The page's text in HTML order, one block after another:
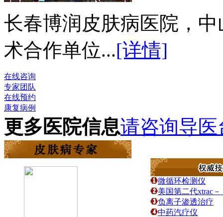
长春博润皮肤病医院，
术合作单位...[详情]
在线咨询
专家团队
在线预约
康复病例
更多医院信息请咨询导医
微循环检测仪
美国第二代xtrac
负离子渗透治疗
中药汽疗仪